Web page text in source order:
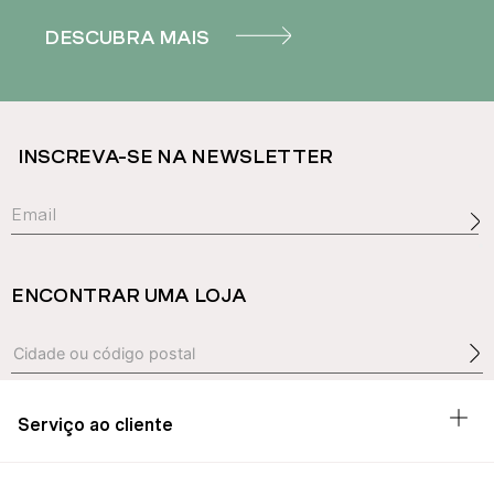
DESCUBRA MAIS
INSCREVA-SE NA NEWSLETTER
ENCONTRAR UMA LOJA
Serviço ao cliente